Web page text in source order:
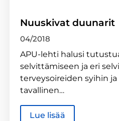
Nuuskivat duunarit
04/2018
APU-lehti halusi
selvittämiseen ja eri
terveysoireiden syihin
tavallinen…
Lue lisää